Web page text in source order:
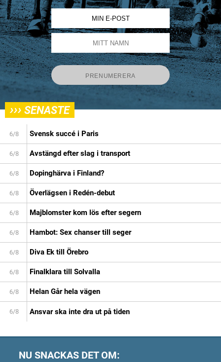
››› SENASTE
6/8 Svensk succé i Paris
6/8 Avstängd efter slag i transport
6/8 Dopinghärva i Finland?
6/8 Överlägsen i Redén-debut
6/8 Majblomster kom lös efter segern
6/8 Hambot: Sex chanser till seger
6/8 Diva Ek till Örebro
6/8 Finalklara till Solvalla
6/8 Helan Går hela vägen
6/8 Ansvar ska inte dra ut på tiden
NU SNACKAS DET OM: